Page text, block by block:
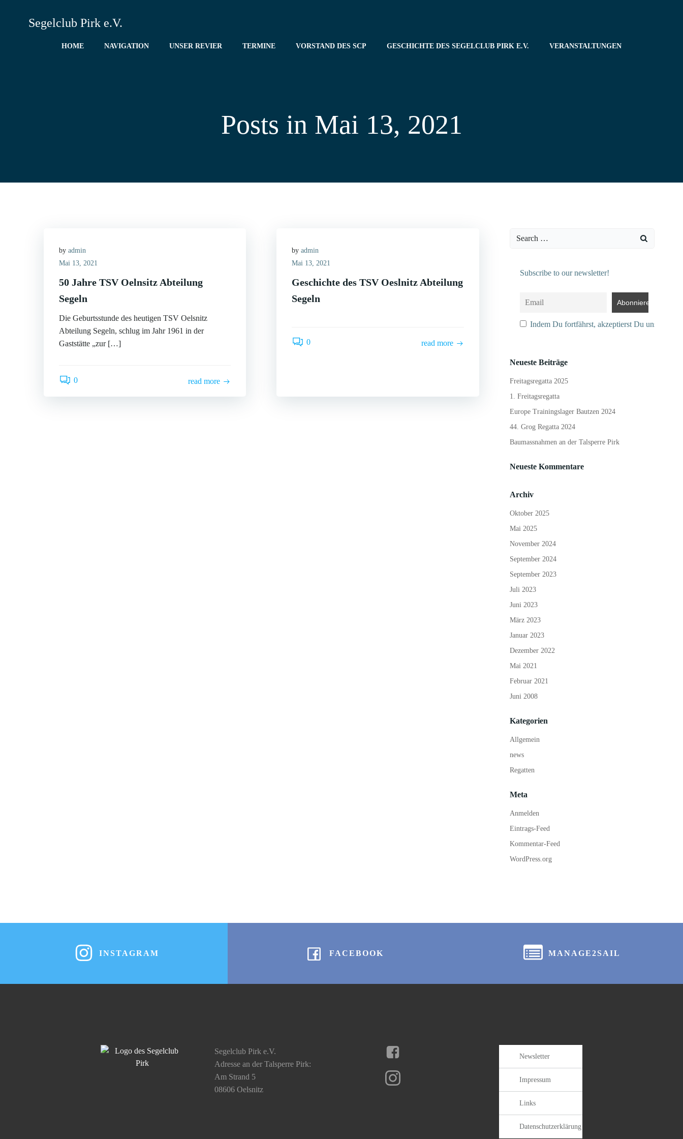
Segelclub Pirk e.V.
HOME NAVIGATION UNSER REVIER TERMINE VORSTAND DES SCP GESCHICHTE DES SEGELCLUB PIRK E.V. VERANSTALTUNGEN
Posts in Mai 13, 2021
by admin
Mai 13, 2021
50 Jahre TSV Oelnsitz Abteilung
Segeln
Die Geburtsstunde des heutigen TSV Oelsnitz
Abteilung Segeln, schlug im Jahr 1961 in der
Gaststätte „zur […]
0 read more
byadmin
Mai 13, 2021
Geschichte des TSV Oeslnitz Abteilung
Segeln
0 read more
Search
Subscribe to our newsletter!
Indem Du fortfährst, akzeptierst Du unsere
Neueste Beiträge
Freitagsregatta 2025
1. Freitagsregatta
Europe Trainingslager Bautzen 2024
44. Grog Regatta 2024
Baumassnahmen an der Talsperre Pirk
Neueste Kommentare
Archiv
Oktober 2025
Mai 2025
November 2024
September 2024
September 2023
Juli 2023
Juni 2023
März 2023
Januar 2023
Dezember 2022
Mai 2021
Februar 2021
Juni 2008
Kategorien
Allgemein
news
Regatten
Meta
Anmelden
Eintrags-Feed
Kommentar-Feed
WordPress.org
INSTAGRAM FACEBOOK MANAGE2SAIL
Segelclub Pirk e.V.
Adresse an der Talsperre Pirk:
Am Strand 5
08606 Oelsnitz
Newsletter
Impressum
Links
Datenschutzerklärung